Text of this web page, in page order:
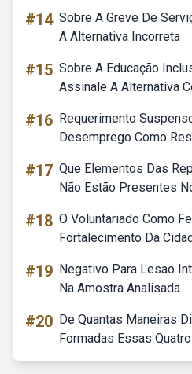
#14 Sobre A Greve De
A Alternativa Incorreta
#15 Sobre A Educação
Assinale A Alternativa
#16 Requerimento
Desemprego Como
#17 Que Elementos Das
Não Estão Presentes
#18 O Voluntariado Como
Fortalecimento Da
#19 Negativo Para Lesao
Na Amostra Analisada
#20 De Quantas Maneiras
Formadas Essas